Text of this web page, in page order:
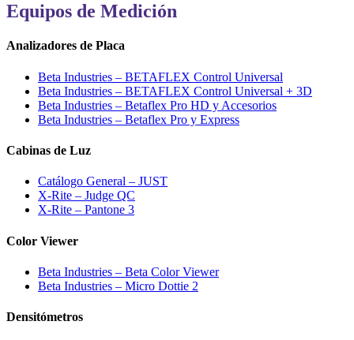
Equipos de Medición
Analizadores de Placa
Beta Industries – BETAFLEX Control Universal
Beta Industries – BETAFLEX Control Universal + 3D
Beta Industries – Betaflex Pro HD y Accesorios
Beta Industries – Betaflex Pro y Express
Cabinas de Luz
Catálogo General – JUST
X-Rite – Judge QC
X-Rite – Pantone 3
Color Viewer
Beta Industries – Beta Color Viewer
Beta Industries – Micro Dottie 2
Densitómetros